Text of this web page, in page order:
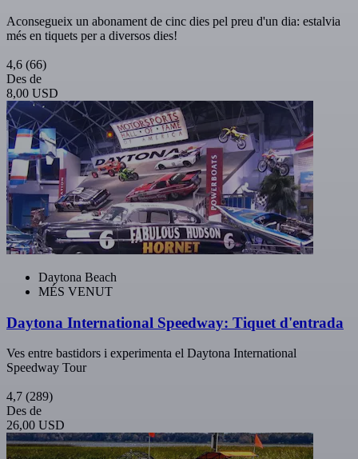
Aconsegueix un abonament de cinc dies pel preu d'un dia: estalvia
més en tiquets per a diversos dies!
4,6 (66)
Des de
8,00 USD
Daytona Beach
MÉS VENUT
Daytona International Speedway: Tiquet d'entrada
Ves entre bastidors i experimenta el Daytona International
Speedway Tour
4,7 (289)
Des de
26,00 USD